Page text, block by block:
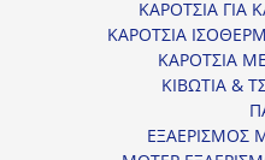
ΚΑΡΟΤΣΙΑ ΓΙΑ
ΚΑΡΟΤΣΙΑ
ΚΑΡΟΤΣΙΑ
ΚΙΒΩΤΙΑ &
ΕΞΑΕΡΙΣΜΟΣ